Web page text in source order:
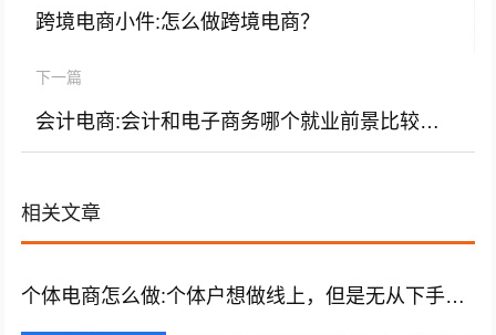
跨境电商小件:怎么做跨境电商？
下一篇
会计电商:会计和电子商务哪个就业前景比较大?电商与会计？
相关文章
个体电商怎么做:个体户想做线上，但是无从下手，有什么建议吗？